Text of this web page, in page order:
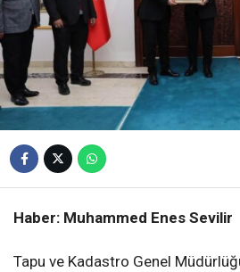
Haber: Muhammed Enes Sevilir
Tapu ve Kadastro Genel